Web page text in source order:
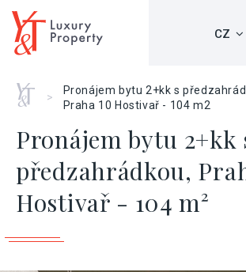
CZ
Home
>
Pronájem bytu 2+kk s
Praha 10 Hostivař - 104 m2
Pronájem bytu 2+kk
předzahrádkou,
Hostivař - 104 m²